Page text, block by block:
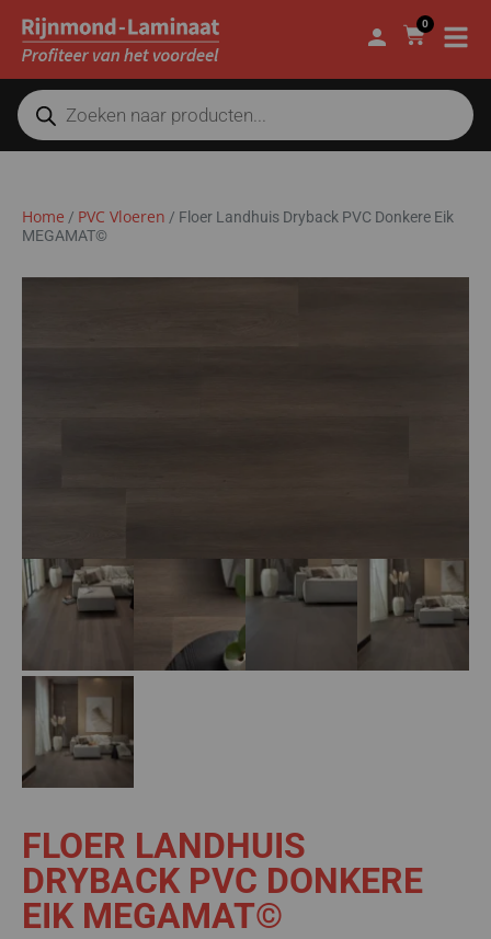
0
Home / PVC Vloeren / Floer Landhuis Dryback PVC Donkere Eik
MEGAMAT©
FLOER LANDHUIS
DRYBACK PVC DONKERE
EIK MEGAMAT©